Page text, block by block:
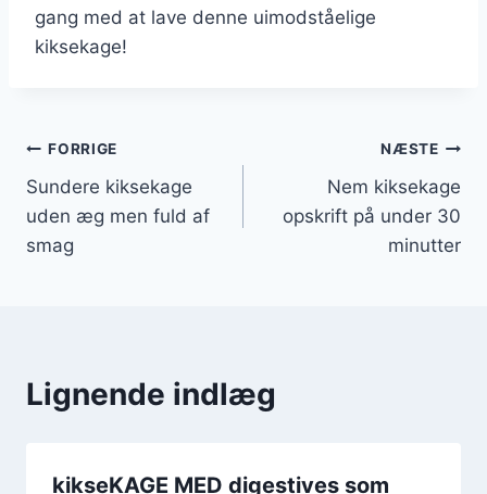
gang med at lave denne uimodståelige
kiksekage!
Indlægsnavigation
FORRIGE
Sundere kiksekage
uden æg men fuld af
smag
NÆSTE
Nem kiksekage
opskrift på under 30
minutter
Lignende indlæg
kikseKAGE MED digestives som